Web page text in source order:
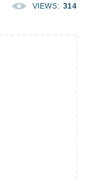
VIEWS: 314